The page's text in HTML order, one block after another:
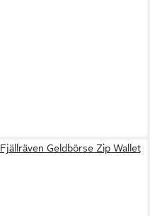
Fjällräven Geldbörse Zip Wallet